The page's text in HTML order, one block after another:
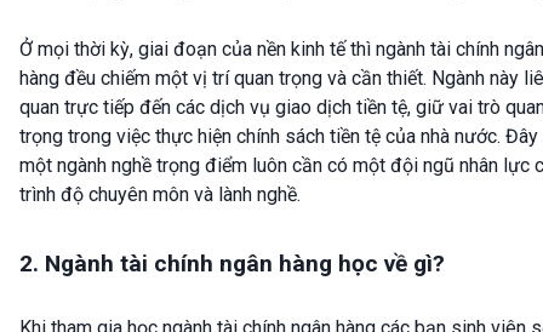
Ở mọi thời kỳ, giai đoạn của nền kinh tế thì ngành tài chính ngân
hàng đều chiếm một vị trí quan trọng và cần thiết. Ngành này
quan trực tiếp đến các dịch vụ giao dịch tiền tệ, giữ vai trò
trọng trong việc thực hiện chính sách tiền tệ của nhà nước. Đây
một ngành nghề trọng điểm luôn cần có một đội ngũ nhân lực
trình độ chuyên môn và lành nghề.
2. Ngành tài chính ngân hàng học về gì?